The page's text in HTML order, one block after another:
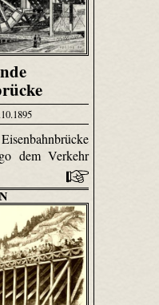
dem Verkehr